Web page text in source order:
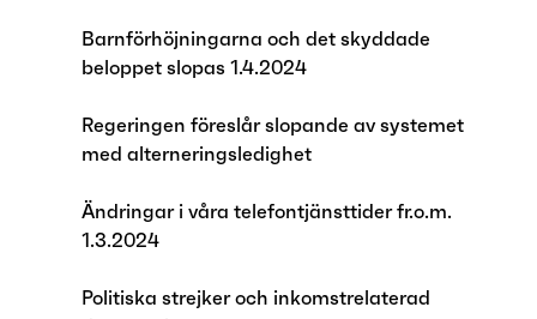
Barnförhöjningarna och det skyddade
beloppet slopas 1.4.2024
Regeringen föreslår slopande av systemet
med alterneringsledighet
Ändringar i våra telefontjänsttider fr.o.m.
1.3.2024
Politiska strejker och inkomstrelaterad